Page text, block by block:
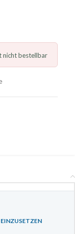
nicht bestellbar